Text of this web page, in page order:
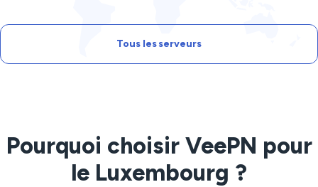
Tous les serveurs
Pourquoi choisir VeePN pour
le Luxembourg ?